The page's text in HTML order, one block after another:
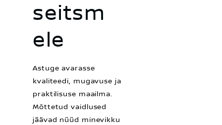
seitsm
ele
Astuge avarasse
kvaliteedi, mugavuse ja
praktilisuse maailma.
Mõttetud vaidlused
jäävad nüüd minevikku